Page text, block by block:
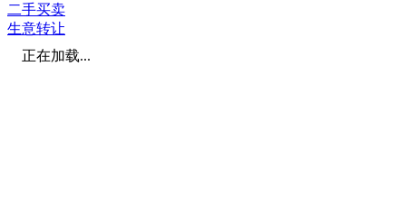
二手买卖
生意转让
正在加载...